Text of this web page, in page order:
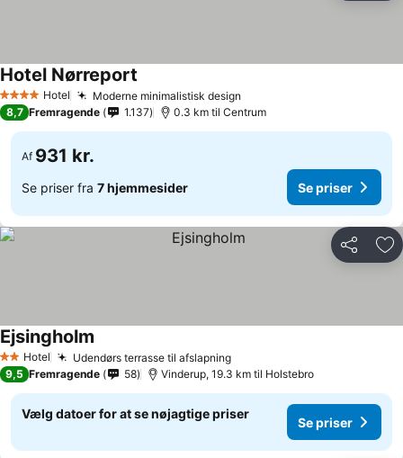
4 StjernerHotel Moderne minimalistisk design
Hotel Nørreport
8,7 Fremragende 1.137 0.3 km til Centrum
Af 931 kr.
Se priser fra 7 hjemmesider Se priser
Del
2 Stjerner
Hotel Udendørs terrasse til afslapning
Ejsingholm
9,5 Fremragende 58 Vinderup, 19.3 km til Holstebro
Vælg datoer for at se nøjagtige priser
Se priser